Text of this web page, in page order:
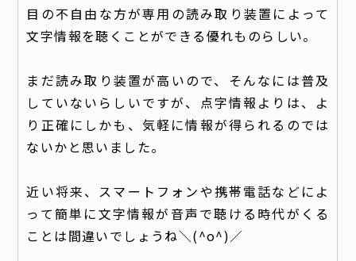
目の不自由な方が専用の読み取り装置によって
文字情報を聴くことができる優れものらしい。
まだ読み取り装置が高いので、そんなには普及
していないらしいですが、点字情報よりは、よ
り正確にしかも、気軽に情報が得られるのでは
ないかと思いました。
近い将来、スマートフォンや携帯電話などによ
って簡単に文字情報が音声で聴ける時代がくる
ことは間違いでしょうね＼(^o^)／